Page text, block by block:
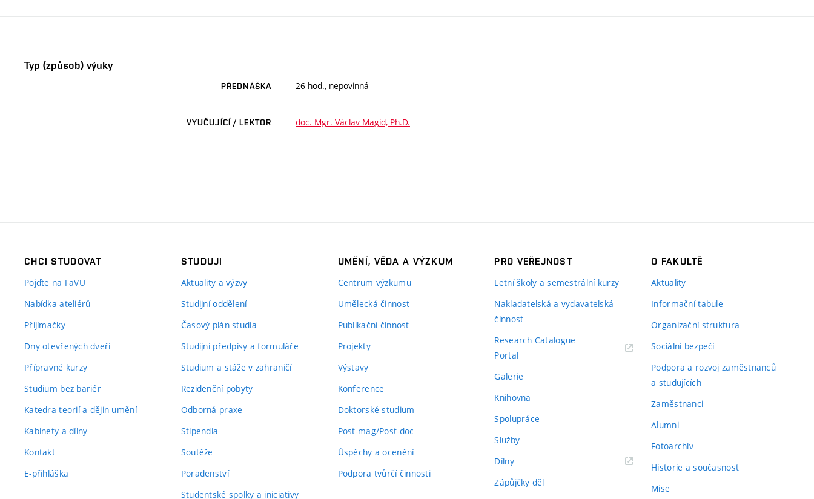
Typ (způsob) výuky
PŘEDNÁŠKA 26 hod., nepovinná
VYUČUJÍCÍ / LEKTOR doc. Mgr. Václav Magid, Ph.D.
CHCI STUDOVAT
Pojďte na FaVU
Nabídka ateliérů
Přijímačky
Dny otevřených dveří
Přípravné kurzy
Studium bez bariér
Katedra teorií a dějin umění
Kabinety a dílny
Kontakt
E-přihláška
STUDUJI
Aktuality a výzvy
Studijní oddělení
Časový plán studia
Studijní předpisy a formuláře
Studium a stáže v zahraničí
Rezidenční pobyty
Odborná praxe
Stipendia
Soutěže
Poradenství
Studentské spolky a iniciativy
UMĚNÍ, VĚDA A VÝZKUM
Centrum výzkumu
Umělecká činnost
Publikační činnost
Projekty
Výstavy
Konference
Doktorské studium
Post-mag/Post-doc
Úspěchy a ocenění
Podpora tvůrčí činnosti
PRO VEŘEJNOST
Letní školy a semestrální kurzy
Nakladatelská a vydavatelská
činnost
Research Catalogue
Portal
Galerie
Knihovna
Spolupráce
Služby
Dílny
Zápůjčky děl
O FAKULTĚ
Aktuality
Informační tabule
Organizační struktura
Sociální bezpečí
Podpora a rozvoj zaměstnanců
a studujících
Zaměstnanci
Alumni
Fotoarchiv
Historie a současnost
Mise